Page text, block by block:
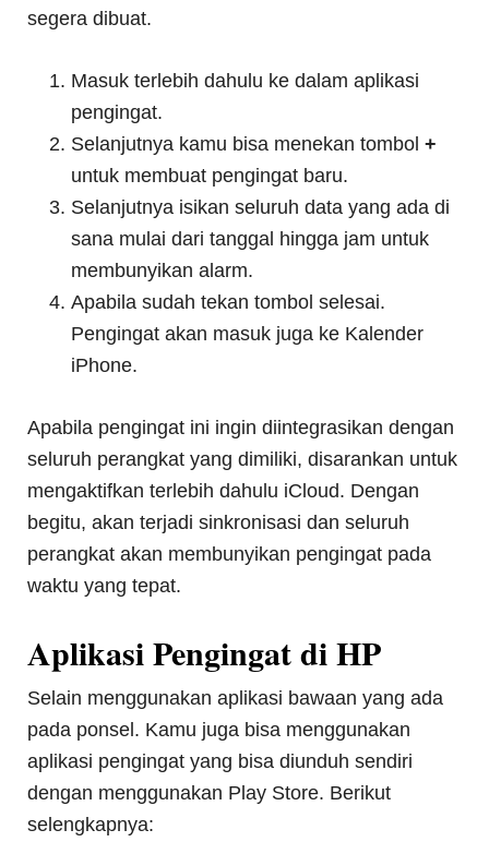
segera dibuat.
Masuk terlebih dahulu ke dalam aplikasi
pengingat.
Selanjutnya kamu bisa menekan tombol+
untuk membuat pengingat baru.
Selanjutnya isikan seluruh data yang ada di
sana mulai dari tanggal hingga jam untuk
membunyikan alarm.
Apabila sudah tekan tombol selesai.
Pengingat akan masuk juga ke Kalender
iPhone.
Apabila pengingat ini ingin diintegrasikan dengan
seluruh perangkat yang dimiliki, disarankan untuk
mengaktifkan terlebih dahulu iCloud. Dengan
begitu, akan terjadi sinkronisasi dan seluruh
perangkat akan membunyikan pengingat pada
waktu yang tepat.
Aplikasi Pengingat di HP
Selain menggunakan aplikasi bawaan yang ada
pada ponsel. Kamu juga bisa menggunakan
aplikasi pengingat yang bisa diunduh sendiri
dengan menggunakan Play Store. Berikut
selengkapnya: